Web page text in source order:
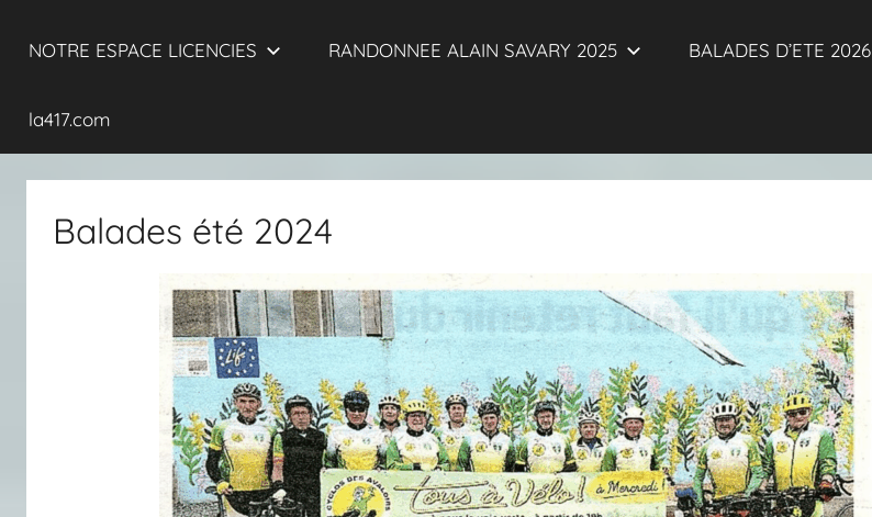
NOTRE ESPACE LICENCIES RANDONNEE ALAIN SAVARY 2025 BALADES D’ETE 2026
la417.com
Balades été 2024